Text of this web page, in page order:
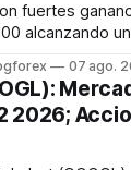
fuertes
alcanzando
Composite
un informe de
07 ago.
2026;